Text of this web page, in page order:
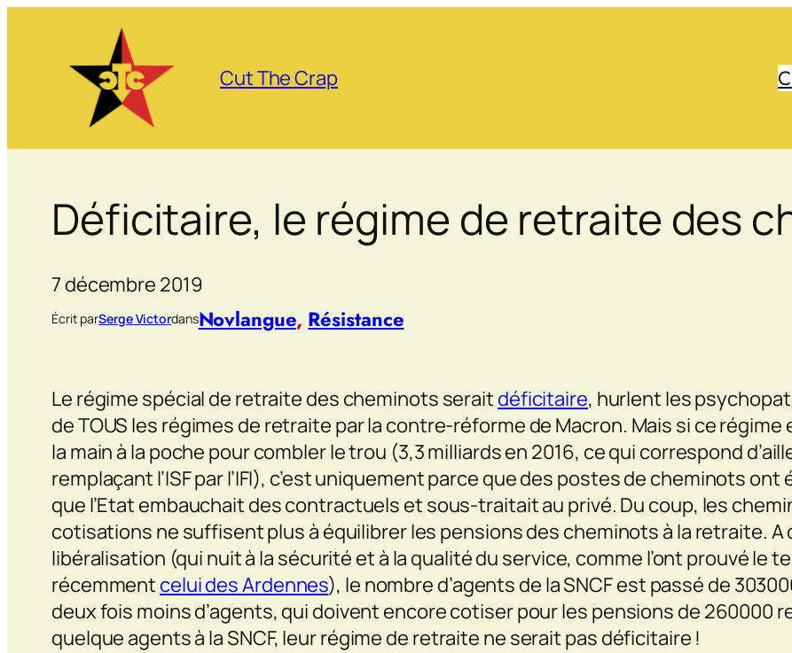
contenu
Cut The Crap
Déficitaire, le régime de retraite des
7 décembre 2019
Écrit parSerge VictordansNovlangue, Résistance
Le régime spécial de retraite des cheminots serait déficitaire, hurlent les
de TOUS les régimes de retraite par la contre-réforme de Macron. Mais si ce
la main à la poche pour combler le trou (3,3 milliards en 2016, ce qui correspond
remplaçant l’ISF par l’IFI), c’est uniquement parce que des postes de cheminots
que l’Etat embauchait des contractuels et sous-traitait au privé. Du coup, les
cotisations ne suffisent plus à équilibrer les pensions des cheminots à la retraite.
libéralisation (qui nuit à la sécurité et à la qualité du service, comme l’ont prouvé le
récemment celui des Ardennes), le nombre d’agents de la SNCF est passé de
deux fois moins d’agents, qui doivent encore cotiser pour les pensions de 260000
quelque agents à la SNCF, leur régime de retraite ne serait pas déficitaire !